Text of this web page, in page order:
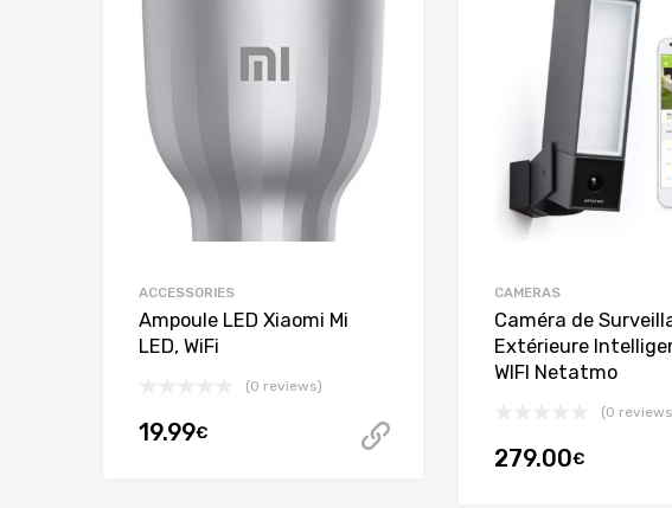
ACCESSORIES
Ampoule LED Xiaomi Mi
LED, WiFi
(0 reviews)
19.99€
CAMERAS
Caméra de
Extérieure
WIFI Netatmo
(0
279.00€